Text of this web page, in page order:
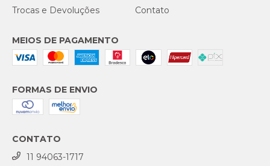
Trocas e Devoluções Contato
MEIOS DE PAGAMENTO
FORMAS DE ENVIO
CONTATO
11 94063-1717